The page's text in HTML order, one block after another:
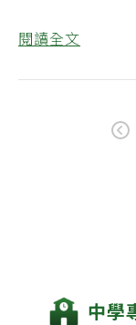
閱讀全文
中學